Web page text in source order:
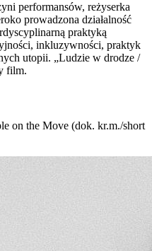
performansów, reżyserka
prowadzona działalność
praktyką
inkluzywności, praktyk
utopii. „Ludzie w drodze /
film.
on the Move (dok. kr.m./short